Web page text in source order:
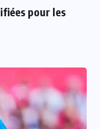
pour les